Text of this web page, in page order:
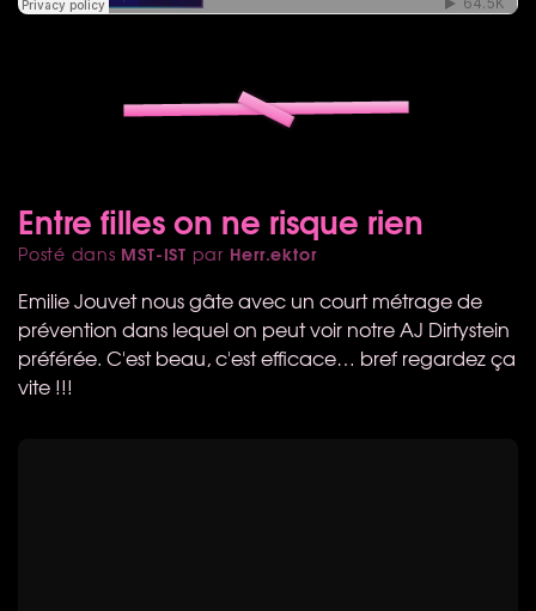
Entre filles on ne risque rien
Posté dans MST-IST par Herr.ektor
Emilie Jouvet nous gâte avec un court métrage de
prévention dans lequel on peut voir notre AJ Dirtystein
préférée. C'est beau, c'est efficace… bref regardez ça
vite !!!